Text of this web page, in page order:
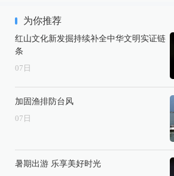
为你推荐
红山文化新发掘持续补全中华文明实证链
条
07 日
加固渔排防台风
07 日
暑期出游 乐享美好时光